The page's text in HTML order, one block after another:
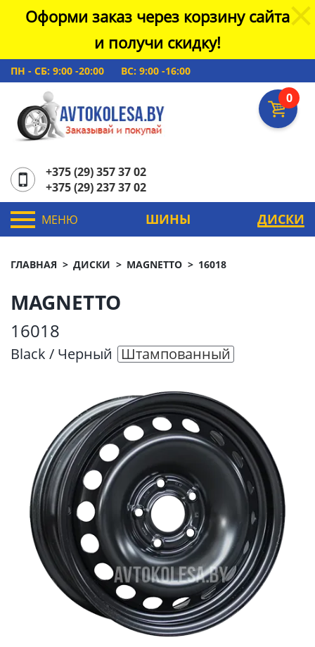
Оформи заказ через корзину сайта
и получи скидку!
ПН - СБ: 9:00 -20:00 ВС: 9:00 -16:00
0
+375 (29) 357 37 02
+375 (29) 237 37 02
МЕНЮ ШИНЫ ДИСКИ
ГЛАВНАЯ ДИСКИ MAGNETTO 16018
MAGNETTO
16018
Black / Черный Штампованный